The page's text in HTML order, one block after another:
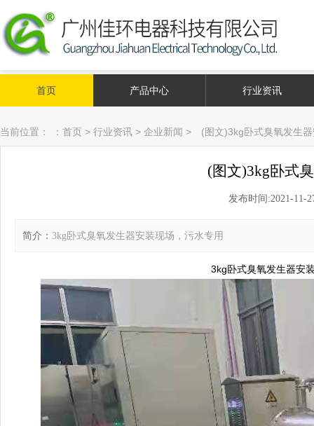
首页 产品中心 行业资讯
当前位置： ： 首页 > 行业资讯 > 企业新闻 > (图文)3kg卧式臭氧发生
(图文)3kg卧式
发布时间:2021-11-
简介： 3kg卧式臭氧发生器安装现场，污水专用
3kg卧式臭氧发生器安装现场，